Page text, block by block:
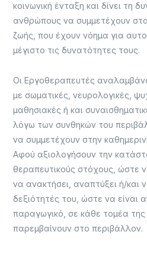
κοινωνική ένταξη και δίνει τη
ανθρώπους να συμμετέχουν
ζωής, που έχουν νόημα για
μέγιστο τις δυνατότητες τους.
Οι Εργοθεραπευτές
με σωματικές, νευρολογικές,
μαθησιακές ή και
λόγω των συνθηκών του
να συμμετέχουν στην
Αφού αξιολογήσουν την
θεραπευτικούς στόχους, ώστε
να ανακτήσει, αναπτύξει ή/και
δεξιότητές του, ώστε να είναι
παραγωγικό, σε κάθε τομέα της
παρεμβαίνουν στο περιβάλλον.